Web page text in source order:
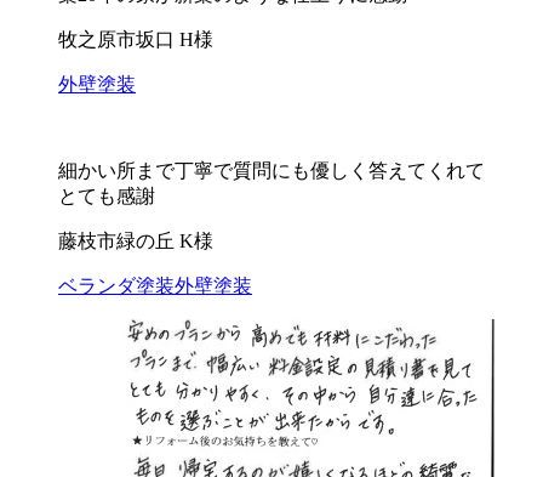
牧之原市坂口 H様
外壁塗装
細かい所まで丁寧で質問にも優しく答えてくれて
とても感謝
藤枝市緑の丘 K様
ベランダ塗装外壁塗装